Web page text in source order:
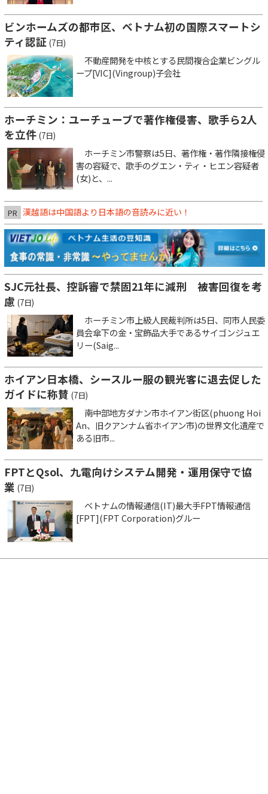
ビンホームズの都市区、ベトナム初の国際スマートシ
ティ認証 (7日)
不動産開発を中核とする民間複合企業ビングル
ープ[VIC](Vingroup)子会社
ホーチミン：ユーチューブで著作権侵害、歌手ら2人
を立件 (7日)
ホーチミン市警察は5日、著作権・著作隣接権侵
害の容疑で、歌手のグエン・ティ・ヒエン容疑者
(女)と、...
PR 漢越語は中国語より日本語の音読みに近い！
SJC元社長、控訴審で禁固21年に減刑 被害回復を考
慮 (7日)
ホーチミン市上級人民裁判所は5日、同市人民委
員会傘下の金・宝飾品大手であるサイゴンジュエ
リー(Saig...
ホイアン日本橋、シースルー服の観光客に退去促した
ガイドに称賛 (7日)
南中部地方ダナン市ホイアン街区(phuong Hoi
An、旧クアンナム省ホイアン市)の世界文化遺産で
ある旧市...
FPTとQsol、九電向けシステム開発・運用保守で協
業 (7日)
ベトナムの情報通信(IT)最大手FPT情報通信
[FPT](FPT Corporation)グルー